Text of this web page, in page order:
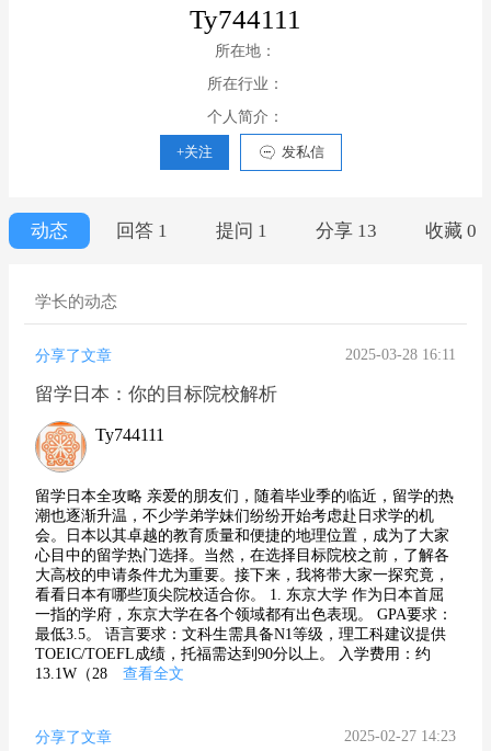
Ty744111
所在地：
所在行业：
个人简介：
+关注 发私信
动态 回答 1 提问 1 分享 13 收藏 0
学长的动态
分享了文章 2025-03-28 16:11
留学日本：你的目标院校解析
Ty744111
留学日本全攻略 亲爱的朋友们，随着毕业季的临近，留学的热
潮也逐渐升温，不少学弟学妹们纷纷开始考虑赴日求学的机
会。日本以其卓越的教育质量和便捷的地理位置，成为了大家
心目中的留学热门选择。当然，在选择目标院校之前，了解各
大高校的申请条件尤为重要。接下来，我将带大家一探究竟，
看看日本有哪些顶尖院校适合你。 1. 东京大学 作为日本首屈
一指的学府，东京大学在各个领域都有出色表现。 GPA要求：
最低3.5。 语言要求：文科生需具备N1等级，理工科建议提供
TOEIC/TOEFL成绩，托福需达到90分以上。 入学费用：约
13.1W（28
查看全文
分享了文章 2025-02-27 14:23